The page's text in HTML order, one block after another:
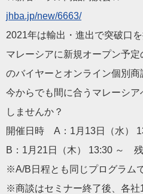
jhba.jp/new/6663/
2021年は輸出・進出で突破口
マレーシアに新規オープン予
のバイヤーとオンライン個別商
今からでも間に合うマレーシ
しませんか？
開催日時 A：1月13日（水）
B：1月21日（木） 13:30 ～
※A/B日程とも同じプログラム
※商談はセミナー終了後、各社